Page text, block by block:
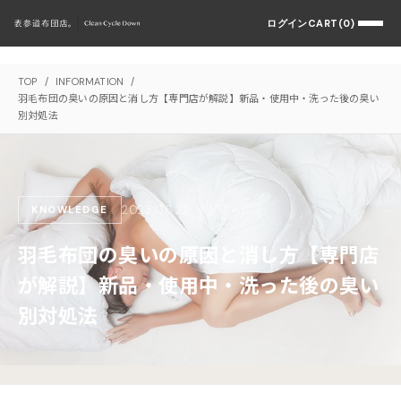
ログインCART(0)
TOP / INFORMATION
/
羽毛布団の臭いの原因と消し方【専門店が解説】新品・使用中・洗った後の臭い
別対処法
KNOWLEDGE 2023.06.22
羽毛布団の臭いの原因と消し方【専門店
が解説】新品・使用中・洗った後の臭い
別対処法